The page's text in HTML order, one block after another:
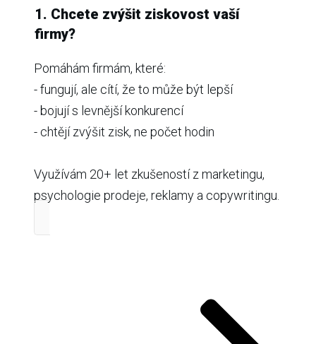
1. Chcete zvýšit ziskovost vaší
firmy?
Pomáhám firmám, které:
- fungují, ale cítí, že to může být lepší
- bojují s levnější konkurencí
- chtějí zvýšit zisk, ne počet hodin
Využívám 20+ let zkušeností z marketingu,
psychologie prodeje, reklamy a copywritingu.